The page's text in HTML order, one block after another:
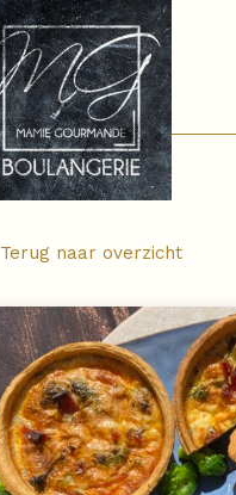
Terug naar overzicht